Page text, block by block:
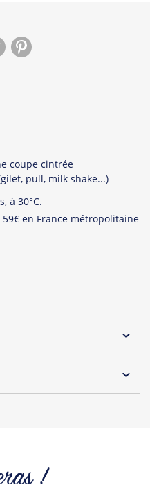
coupe cintrée
pull, milk shake...)
à 30°C.
en France métropolitaine
choisissez !
!